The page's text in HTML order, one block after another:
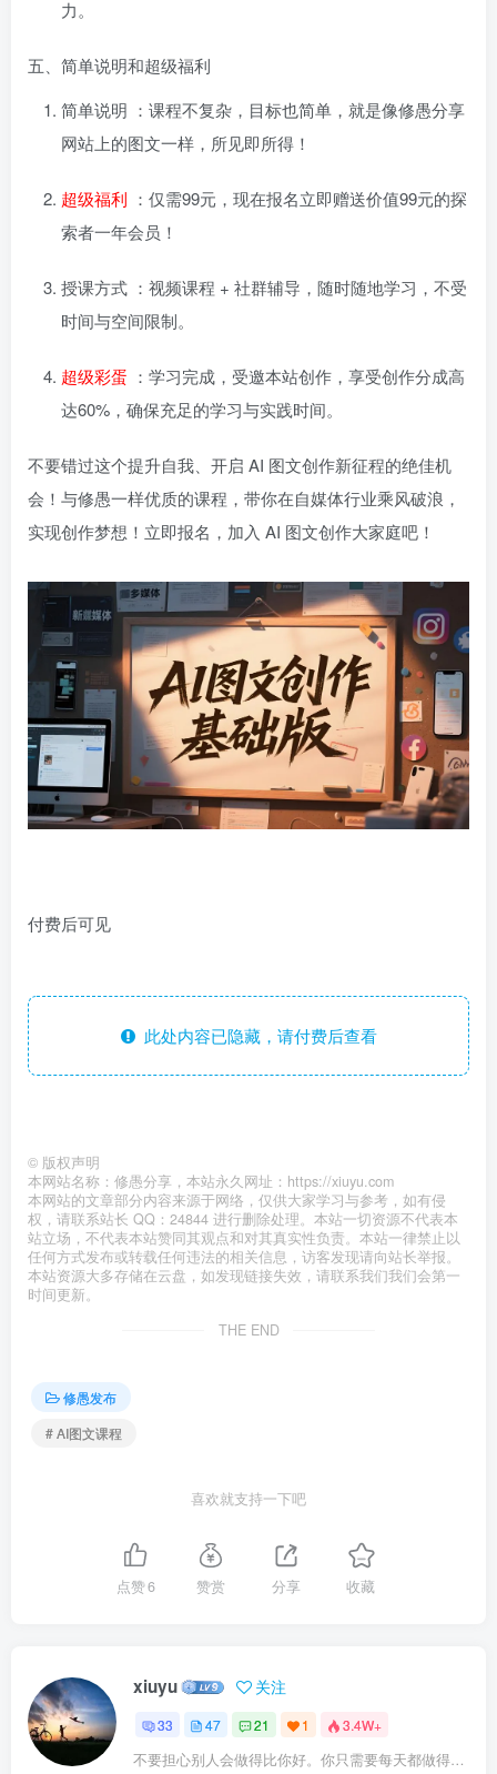
力。
五、简单说明和超级福利
简单说明 ：课程不复杂，目标也简单，就是像修愚分享
网站上的图文一样，所见即所得！
超级福利 ：仅需99元，现在报名立即赠送价值99元的探
索者一年会员！
授课方式 ：视频课程 + 社群辅导，随时随地学习，不受
时间与空间限制。
超级彩蛋 ：学习完成，受邀本站创作，享受创作分成高
达60%，确保充足的学习与实践时间。
不要错过这个提升自我、开启 AI 图文创作新征程的绝佳机
会！与修愚一样优质的课程，带你在自媒体行业乘风破浪，
实现创作梦想！立即报名，加入 AI 图文创作大家庭吧！
付费后可见
此处内容已隐藏，请付费后查看
© 版权声明
本网站名称：修愚分享，本站永久网址：https://xiuyu.com
本网站的文章部分内容来源于网络，仅供大家学习与参考，如有侵
权，请联系站长 QQ：24844 进行删除处理。本站一切资源不代表本
站立场，不代表本站赞同其观点和对其真实性负责。本站一律禁止以
任何方式发布或转载任何违法的相关信息，访客发现请向站长举报。
本站资源大多存储在云盘，如发现链接失效，请联系我们我们会第一
时间更新。
THE END
修愚发布
# AI图文课程
喜欢就支持一下吧
点赞6 赞赏 分享 收藏
xiuyu 关注
33 47 21 1 3.4W+
不要担心别人会做得比你好。你只需要每天都做得比前一天好就可以了